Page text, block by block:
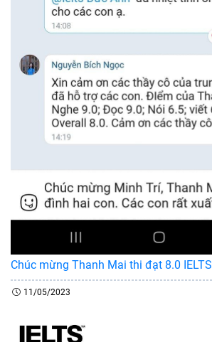
Chúc mừng Thanh Mai thi đạt 8.0 IELTS
11/05/2023